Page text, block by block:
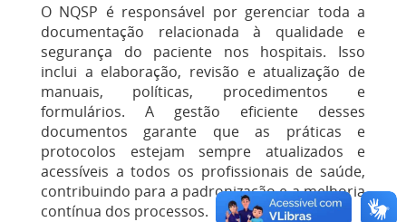
O NQSP é responsável por gerenciar toda a
documentação relacionada à qualidade e
segurança do paciente nos hospitais. Isso
inclui a elaboração, revisão e atualização de
manuais, políticas, procedimentos e
formulários. A gestão eficiente desses
documentos garante que as práticas e
protocolos estejam sempre atualizados e
acessíveis a todos os profissionais de saúde,
contribuindo para a padronização e a melhoria
contínua dos processos.